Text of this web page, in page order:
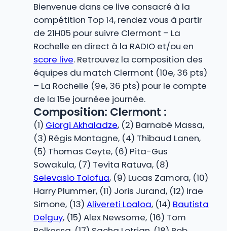
Bienvenue dans ce live consacré à la
compétition Top 14, rendez vous à partir
de 21H05 pour suivre Clermont – La
Rochelle en direct à la RADIO et/ou en
score live. Retrouvez la composition des
équipes du match Clermont (10e, 36 pts)
– La Rochelle (9e, 36 pts) pour le compte
de la 15e journéee journée.
Composition: Clermont :
(1) Giorgi Akhaladze, (2) Barnabé Massa,
(3) Régis Montagne, (4) Thibaud Lanen,
(5) Thomas Ceyte, (6) Pita-Gus
Sowakula, (7) Tevita Ratuva, (8)
Selevasio Tolofua, (9) Lucas Zamora, (10)
Harry Plummer, (11) Joris Jurand, (12) Irae
Simone, (13) Alivereti Loaloa, (14) Bautista
Delguy, (15) Alex Newsome, (16) Tom